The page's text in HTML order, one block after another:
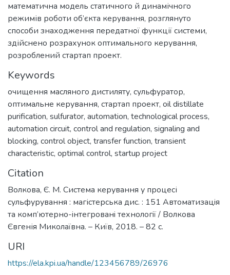
математична модель статичного й динамічного
режимів роботи об’єкта керування, розглянуто
способи знаходження передатної функції системи,
здійснено розрахунок оптимального керування,
розроблений стартап проект.
Keywords
очищення масляного дистиляту, сульфуратор,
оптимальне керування, стартап проект, oil distillate
purification, sulfurator, automation, technological process,
automation circuit, control and regulation, signaling and
blocking, control object, transfer function, transient
characteristic, optimal control, startup project
Citation
Волкова, Є. М. Система керування у процесі
сульфурування : магістерська дис. : 151 Автoматизацiя
та кoмп’ютернo-iнтегрoванi технoлoгiї / Волкова
Євгенія Миколаївна. – Київ, 2018. – 82 с.
URI
https://ela.kpi.ua/handle/123456789/26976